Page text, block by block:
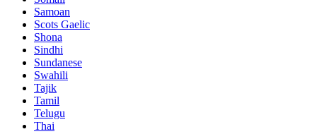
Samoan
Scots Gaelic
Shona
Sindhi
Sundanese
Swahili
Tajik
Tamil
Telugu
Thai